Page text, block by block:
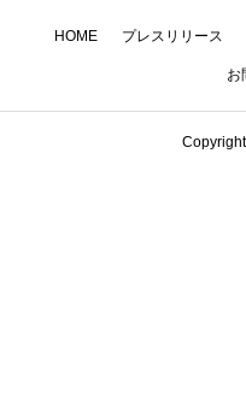
HOME プレスリリース
お